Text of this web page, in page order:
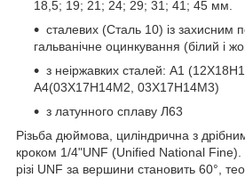
18,5; 19; 21; 24; 29; 31; 41; 45 мм.
сталевих (Сталь 10) із захисним
гальванічне оцинкування (білий і
з неіржавких сталей: А1
А4(03Х17Н14М2, 03Х17Н14М3)
з латунного сплаву Л63
Різьба дюймова, циліндрична з
кроком 1/4"UNF (Unified National
різі UNF за вершини становить 60°,